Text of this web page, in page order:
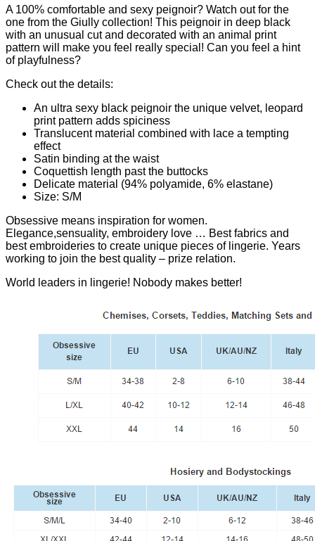
A 100% comfortable and sexy peignoir? Watch out for the
one from the Giully collection! This peignoir in deep black
with an unusual cut and decorated with an animal print
pattern will make you feel really special! Can you feel a hint
of playfulness?
Check out the details:
An ultra sexy black peignoir the unique velvet, leopard
print pattern adds spiciness
Translucent material combined with lace a tempting
effect
Satin binding at the waist
Coquettish length past the buttocks
Delicate material (94% polyamide, 6% elastane)
Size: S/M
Obsessive means inspiration for women.
Elegance,sensuality, embroidery love … Best fabrics and
best embroideries to create unique pieces of lingerie. Years
working to join the best quality – prize relation.
World leaders in lingerie! Nobody makes better!